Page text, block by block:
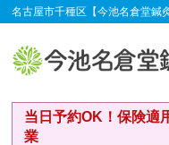
名古屋市千種区【今池名倉堂鍼
当日予約OK！保険適
業